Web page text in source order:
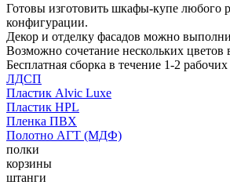
Готовы изготовить шкафы-купе любого
конфигурации.
Декор и отделку фасадов можно
Возможно сочетание нескольких цветов
Бесплатная сборка в течение 1-2
ЛДСП
Пластик Alvic Luxe
Пластик HPL
Пленка ПВХ
Полотно АГТ (МДФ)
полки
корзины
штанги